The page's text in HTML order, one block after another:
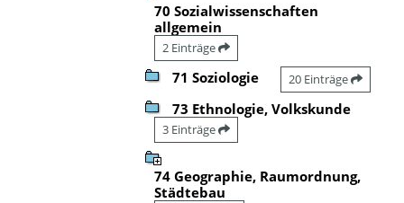
70 Sozialwissenschaften
allgemein
2 Einträge
71 Soziologie 20 Einträge
73 Ethnologie, Volkskunde
3 Einträge
74 Geographie, Raumordnung,
Städtebau